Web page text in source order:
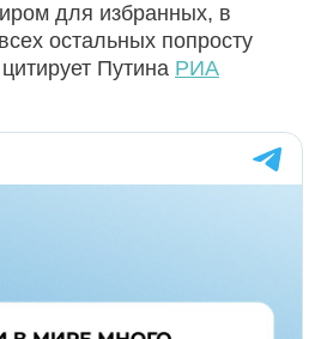
для избранных, в
остальных попросту
Путина РИА